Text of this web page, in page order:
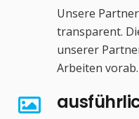
Unsere
transparent.
unserer
Arbeiten vorab.